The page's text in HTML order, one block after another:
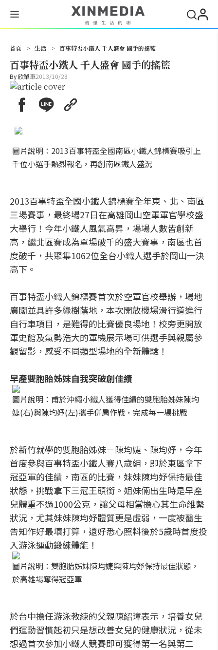
首頁 > 生活 > 百事特盃小鐵人 千人盛會 國手的搖籃
百事特盃小鐵人 千人盛會 國手的搖籃
By欣單車2013/10/28
圖片說明：2013百事特盃全國南區小鐵人錦標賽吸引上
千位小選手熱烈報名，再創南區鐵人盛況
2013百事特盃全國小鐵人錦標賽全年東、北、南區
三場賽事，最終場27日在高雄岡山空軍軍官學校盛
大舉行！今年小鐵人風氣高昇，場場人數皆創新
高，繼北區賽成為單場破千的盛大賽事，南區也首
度破千，共聚集1062位全台小鐵人選手於岡山一決
高下。
百事特盃小鐵人錦標賽首次於空軍官校舉辦，場地
廣闊並具許多綠樹蔭地，本次開放機場滑行道進行
自行車項目，是難得的比賽優良場地！校旁更開放
軍史館及氣勢浩大的軍機展示場可供選手與親屬參
觀留影，感受不同類型場地的全新體驗！
早產雙胞胎姊妹自我突破創佳績
圖片說明：甫於沖繩小鐵人獲得佳績的雙胞胎姊妹陳均
婕(右)與陳均妤(左)攜手併肩作戰，完成每一場挑戰
於新竹就學的雙胞胎姊妹－陳均婕、陳均妤，今年
首度參與百事特盃小鐵人賽八歲組，即於東區拿下
冠亞軍的佳績，南區的比賽，妹妹陳均妤保持最佳
狀態，挑戰拿下三冠王頭銜。姐妹倆出生時是早產
兒體重不過1000公克，讓父母相當擔心其生命維繫
狀況，尤其妹妹陳均妤體質更是虛弱，一度被醫生
告知作好最壞打算，還好悉心照料後於5歲時首度投
入游泳運動鍛練體能！
圖片說明：雙胞胎姊妹陳均婕與陳均妤保持最佳狀態，
於高雄場奪得冠亞軍
於台中擔任游泳教練的父親陳紹璋表示，培養女兒
們運動習慣起初只是想改善女兒的健康狀況，從未
想過首次參加小鐵人競賽即可獲得第一名與第二